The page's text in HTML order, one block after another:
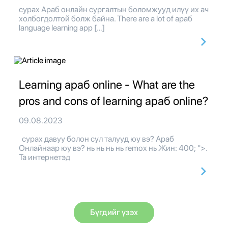
сурах Араб онлайн сургалтын боломжууд илүү их ач
холбогдолтой болж байна. There are a lot of араб
language learning app […]
Learning араб online - What are the
pros and cons of learning араб online?
09.08.2023
сурах давуу болон сул талууд юу вэ? Араб
Онлайнаар юу вэ? нь нь нь нь remox нь Жин: 400; ">.
Та интернетэд
Бүгдийг үзэх